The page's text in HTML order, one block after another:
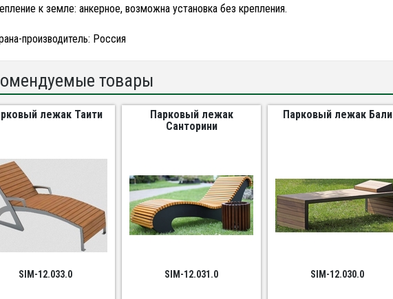
к земле: анкерное, возможна установка без крепления.
производитель: Россия
товары
лежак Таити
SIM-12.033.0
Парковый лежак
Санторини
SIM-12.031.0
Парковый лежак Бали
SIM-12.030.0